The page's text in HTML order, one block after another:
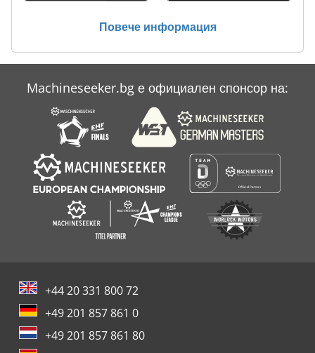
Повече информация
Machineseeker.bg е официален спонсор на:
+44 20 331 800 72
+49 201 857 861 0
+49 201 857 861 80